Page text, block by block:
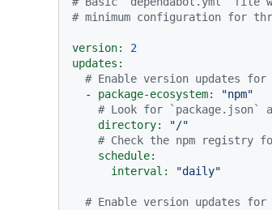
# minimum configuration for
version:
2
updates:
# Enable version updates for
-
package-ecosystem:
"npm"
# Look for
directory:
"/"
# Check the npm registry
schedule:
interval:
"daily"
# Enable version updates for